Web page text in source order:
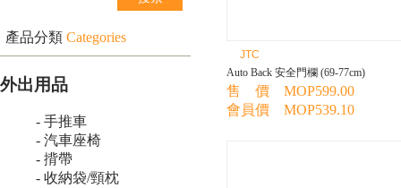
產品分類 Categories
外出用品
- 手推車
- 汽車座椅
- 揹帶
- 收納袋/頸枕
JTC
Auto Back 安全門欄 (69-77cm)
售 價 MOP599.00
會員價 MOP539.10